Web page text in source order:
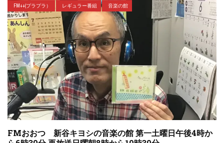
FM++(プラプラ） レギュラー番組 音楽の館
FMおおつ 新谷キヨシの音楽の館 第一土曜日午後4時か